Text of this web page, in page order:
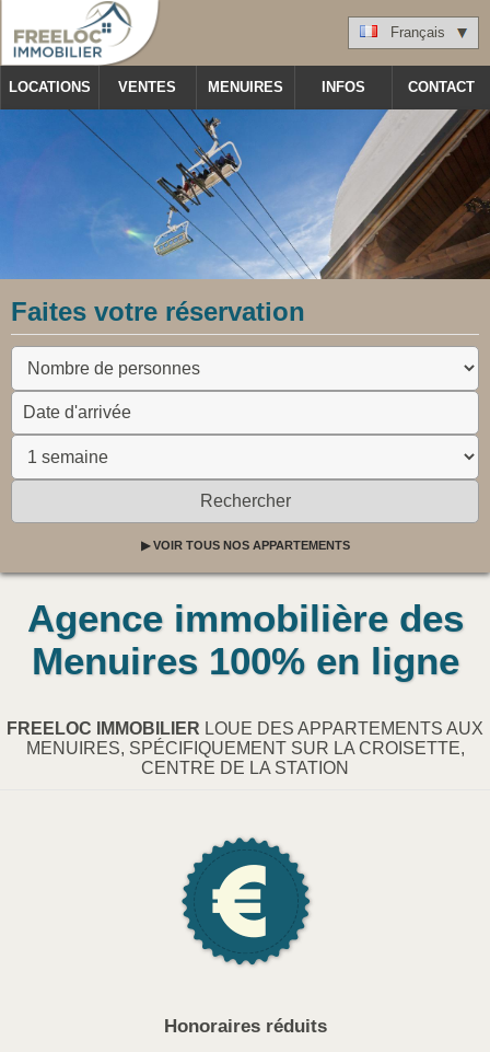
Français
LOCATIONS VENTES MENUIRES INFOS CONTACT
Faites votre réservation
▶ VOIR TOUS NOS APPARTEMENTS
Agence immobilière des
Menuires 100% en ligne
FREELOC IMMOBILIER LOUE DES APPARTEMENTS AUX
MENUIRES, SPÉCIFIQUEMENT SUR LA CROISETTE,
CENTRE DE LA STATION
Honoraires réduits